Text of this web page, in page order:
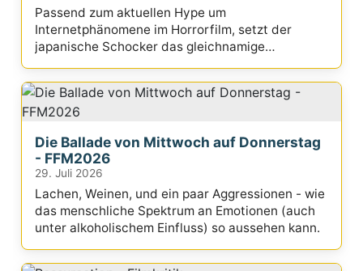
Passend zum aktuellen Hype um
Internetphänomene im Horrorfilm, setzt der
japanische Schocker das gleichnamige
Die Ballade von Mittwoch auf Donnerstag
- FFM2026
29. Juli 2026
Lachen, Weinen, und ein paar Aggressionen - wie
das menschliche Spektrum an Emotionen (auch
unter alkoholischem Einfluss) so aussehen kann.